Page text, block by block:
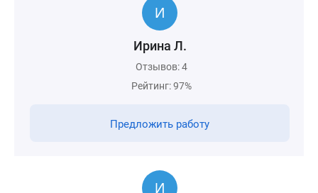
Ирина Л.
Отзывов: 4
Рейтинг: 97%
Предложить работу